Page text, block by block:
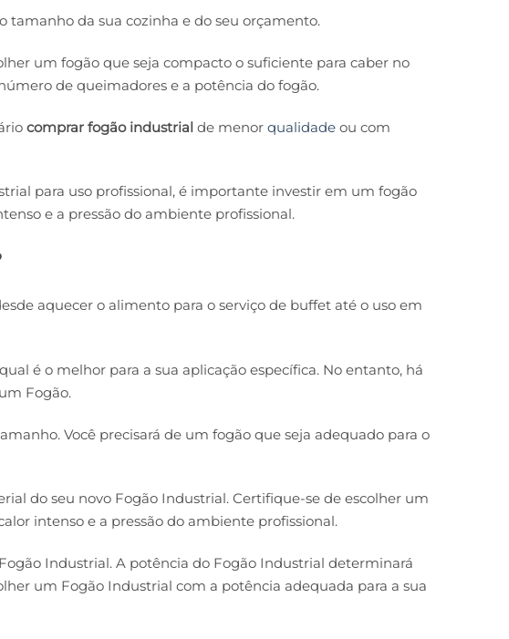
tamanho da sua cozinha e do seu orçamento.
um fogão que seja compacto o suficiente para caber no
de queimadores e a potência do fogão.
comprar fogão industrialde menor qualidadeou com
para uso profissional, é importante investir em um fogão
e a pressão do ambiente profissional.
aquecer o alimento para o serviço de buffet até o uso em
é o melhor para a sua aplicação específica. No entanto, há
Fogão.
Você precisará de um fogão que seja adequado para o
do seu novo Fogão Industrial. Certifique-se de escolher um
intenso e a pressão do ambiente profissional.
Industrial. A potência do Fogão Industrial determinará
um Fogão Industrial com a potência adequada para a sua